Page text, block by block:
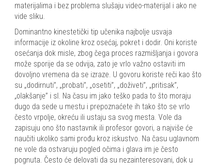
materijalima i bez problema slušaju video-materijal i ako ne
vide sliku.
Dominantno kinestetički tip učenika najbolje usvaja
informacije iz okoline kroz osećaj, pokret i dodir. Oni koriste
osećanja dok misle, zbog čega proces razmišljanja i govora
može sporije da se odvija, zato je vrlo važno ostaviti im
dovoljno vremena da se izraze. U govoru koriste reči kao što
su „dodirnuti”, „probati”, „osetiti”, „doživeti”, „pritisak”,
„olakšanje” i sl. Na času im jako teško pada to što moraju
dugo da sede u mestu i prepoznaćete ih tako što se vrlo
često vrpolje, okreću ili ustaju sa svog mesta. Vole da
zapisuju ono što nastavnik ili profesor govori, a najviše će
naučiti ukoliko sami prođu kroz iskustvo. Na času uglavnom
ne vole da ostvaruju pogled očima i glava im je često
pognuta. Često će delovati da su nezainteresovani, dok u